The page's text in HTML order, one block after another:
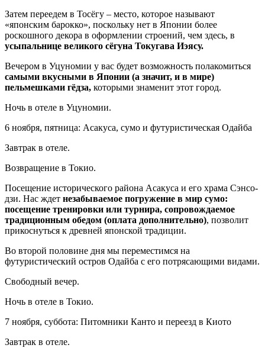
Затем переедем в Тосёгу – место, которое называют
«японским барокко», поскольку нет в Японии более
роскошного декора в оформлении строений, чем здесь, в
усыпальнице великого сёгуна Токугава Иэясу.
Вечером в Уцуномии у вас будет возможность полакомиться
самыми вкусными в Японии (а значит, и в мире)
пельмешками гёдза, которыми знаменит этот город.
Ночь в отеле в Уцуномии.
6 ноября, пятница: Асакуса, сумо и футуристическая Одайба
Завтрак в отеле.
Возвращение в Токио.
Посещение исторического района Асакуса и его храма Сэнсо-
дзи. Нас ждет незабываемое погружение в мир сумо:
посещение тренировки или турнира, сопровождаемое
традиционным обедом (оплата дополнительно), позволит
прикоснуться к древней японской традиции.
Во второй половине дня мы переместимся на
футуристический остров Одайба с его потрясающими видами.
Свободный вечер.
Ночь в отеле в Токио.
7 ноября, суббота: Питомники Канто и переезд в Киото
Завтрак в отеле.